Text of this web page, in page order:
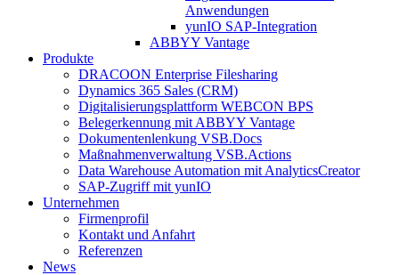
Anwendungen
yunIO SAP-Integration
ABBYY Vantage
Produkte
DRACOON Enterprise Filesharing
Dynamics 365 Sales (CRM)
Digitalisierungsplattform WEBCON BPS
Belegerkennung mit ABBYY Vantage
Dokumentenlenkung VSB.Docs
Maßnahmenverwaltung VSB.Actions
Data Warehouse Automation mit AnalyticsCreator
SAP-Zugriff mit yunIO
Unternehmen
Firmenprofil
Kontakt und Anfahrt
Referenzen
News